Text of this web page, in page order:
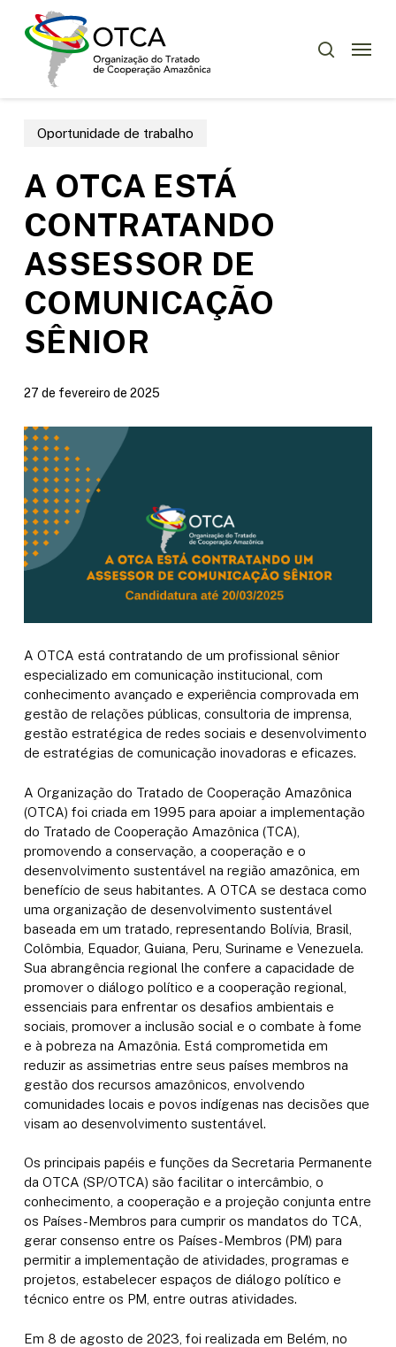
Menu
Oportunidade de trabalho
A OTCA ESTÁ
CONTRATANDO
ASSESSOR DE
COMUNICAÇÃO
SÊNIOR
27 de fevereiro de 2025
A OTCA está contratando de um profissional sênior
especializado em comunicação institucional, com
conhecimento avançado e experiência comprovada em
gestão de relações públicas, consultoria de imprensa,
gestão estratégica de redes sociais e desenvolvimento
de estratégias de comunicação inovadoras e eficazes.
A Organização do Tratado de Cooperação Amazônica
(OTCA) foi criada em 1995 para apoiar a implementação
do Tratado de Cooperação Amazônica (TCA),
promovendo a conservação, a cooperação e o
desenvolvimento sustentável na região amazônica, em
benefício de seus habitantes. A OTCA se destaca como
uma organização de desenvolvimento sustentável
baseada em um tratado, representando Bolívia, Brasil,
Colômbia, Equador, Guiana, Peru, Suriname e Venezuela.
Sua abrangência regional lhe confere a capacidade de
promover o diálogo político e a cooperação regional,
essenciais para enfrentar os desafios ambientais e
sociais, promover a inclusão social e o combate à fome
e à pobreza na Amazônia. Está comprometida em
reduzir as assimetrias entre seus países membros na
gestão dos recursos amazônicos, envolvendo
comunidades locais e povos indígenas nas decisões que
visam ao desenvolvimento sustentável.
Os principais papéis e funções da Secretaria Permanente
da OTCA (SP/OTCA) são facilitar o intercâmbio, o
conhecimento, a cooperação e a projeção conjunta entre
os Países-Membros para cumprir os mandatos do TCA,
gerar consenso entre os Países-Membros (PM) para
permitir a implementação de atividades, programas e
projetos, estabelecer espaços de diálogo político e
técnico entre os PM, entre outras atividades.
Em 8 de agosto de 2023, foi realizada em Belém, no